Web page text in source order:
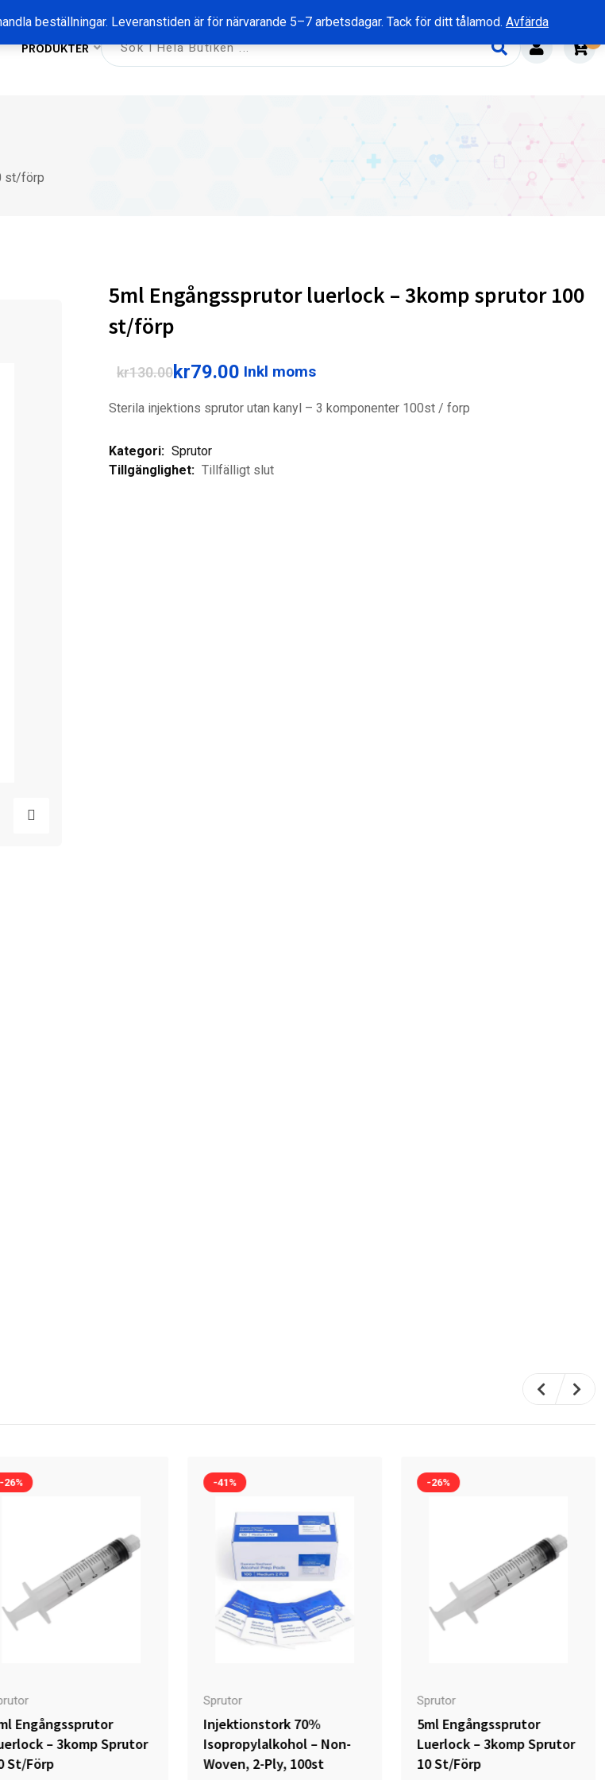
beställningar. Leveranstiden är för närvarande 5–7 arbetsdagar. Tack för ditt tålamod. Avfärda
PRODUKTER
st/förp
5ml Engångssprutor luerlock – 3komp sprutor 100
st/förp
kr130.00
Det
ursprungliga
priset
var:
kr79.00
Det
nuvarande
priset
är:
Inkl moms
Sterila injektions sprutor utan kanyl – 3 komponenter 100st / forp
Kategori: Sprutor
Tillgänglighet: Tillfälligt slut
-26%
Engångssprutor
– 3komp Sprutor
St/förp
-41%
Sprutor
Injektionstork 70%
Isopropylalkohol – Non-
Woven, 2-Ply, 100st
-26%
Sprutor
5ml Engångssprutor
Luerlock – 3komp Sprutor
10 St/förp